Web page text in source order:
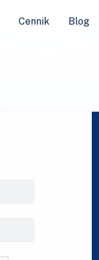
Cennik Blog